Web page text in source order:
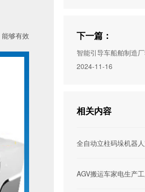
够有效
下一篇：
智能引导车船舶制造
2024-11-16
相关内容
全自动立柱码垛机器
AGV搬运车家电生产